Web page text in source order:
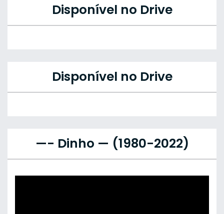
Disponível no Drive
Disponível no Drive
—- Dinho — (1980-2022)